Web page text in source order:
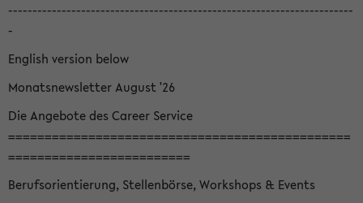
-----------------------------------------------------------------------
-
English version below
Monatsnewsletter August '26
Die Angebote des Career Service
===============================================
=========================
Berufsorientierung, Stellenbörse, Workshops & Events